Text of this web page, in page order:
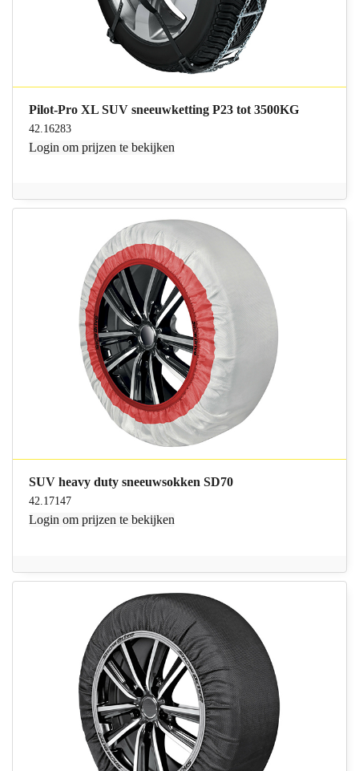
Pilot-Pro XL SUV sneeuwketting P23 tot 3500KG
42.16283
Login om prijzen te bekijken
SUV heavy duty sneeuwsokken SD70
42.17147
Login om prijzen te bekijken